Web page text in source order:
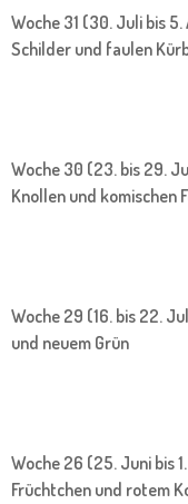
Woche 31 (30. Juli bis
Schilder und faulen
Woche 30 (23. bis 29.
Knollen und komischen
Woche 29 (16. bis 22.
und neuem Grün
Woche 26 (25. Juni bis
Früchtchen und rotem